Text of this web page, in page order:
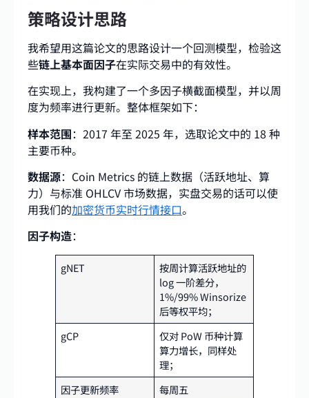
策略设计思路
我希望用这篇论文的思路设计一个回测模型，检验这
些链上基本面因子在实际交易中的有效性。
在实现上，我构建了一个多因子横截面模型，并以周
度为频率进行更新。整体框架如下：
样本范围：2017 年至 2025 年，选取论文中的 18 种
主要币种。
数据源：Coin Metrics 的链上数据（活跃地址、算
力）与标准 OHLCV 市场数据，实盘交易的话可以使
用我们的加密货币实时行情接口。
因子构造：
gNET
按周计算活跃地址的
log 一阶差分，
1%/99% Winsorize
后等权平均；
gCP
仅对 PoW 币种计算
算力增长，同样处
理；
因子更新频率
每周五